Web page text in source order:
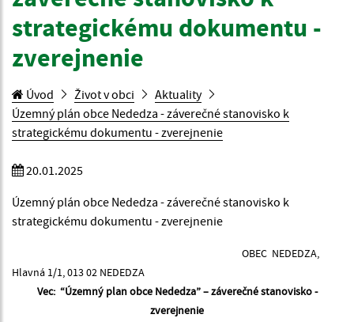
strategickému dokumentu -
zverejnenie
Úvod Život v obci
Aktuality
Územný plán obce Nededza - záverečné stanovisko k
strategickému dokumentu - zverejnenie
20.01.2025
Územný plán obce Nededza - záverečné stanovisko k
strategickému dokumentu - zverejnenie
OBEC NEDEDZA,
Hlavná 1/1, 013 02 NEDEDZA
Vec: “Územný plan obce Nededza” – záverečné stanovisko -
zverejnenie